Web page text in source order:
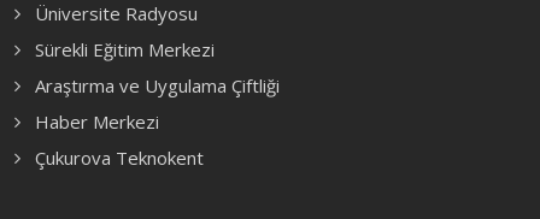
Üniversite Radyosu
Sürekli Eğitim Merkezi
Araştırma ve Uygulama Çiftliği
Haber Merkezi
Çukurova Teknokent